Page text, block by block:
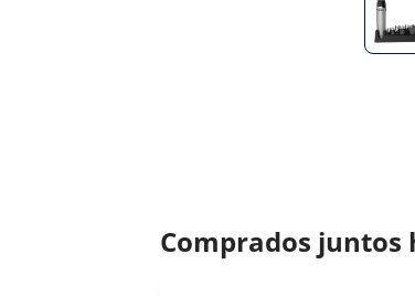
Comprados